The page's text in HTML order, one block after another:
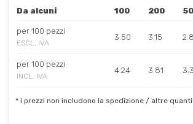
Da alcuni 100 200
per 100 pezzi
ESCL. IVA
3.50 3.15
per 100 pezzi
INCL. IVA
4.24 3.81
* I prezzi non includono la spedizione / altre